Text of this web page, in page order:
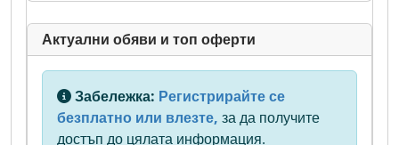
Актуални обяви и топ оферти
Забележка: Регистрирайте се
безплатно или влезте, за да получите
достъп до цялата информация.